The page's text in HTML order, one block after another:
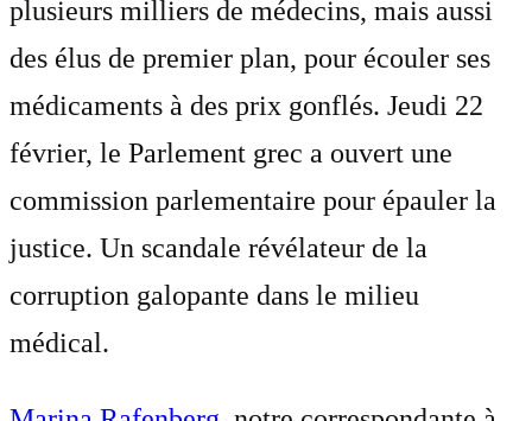
plusieurs milliers de médecins, mais aussi
des élus de premier plan, pour écouler ses
médicaments à des prix gonflés. Jeudi 22
février, le Parlement grec a ouvert une
commission parlementaire pour épauler la
justice. Un scandale révélateur de la
corruption galopante dans le milieu
médical.